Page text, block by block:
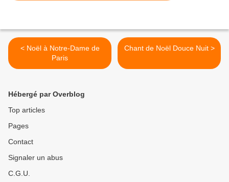
< Noël à Notre-Dame de
Paris
Chant de Noël Douce Nuit >
Hébergé par Overblog
Top articles
Pages
Contact
Signaler un abus
C.G.U.